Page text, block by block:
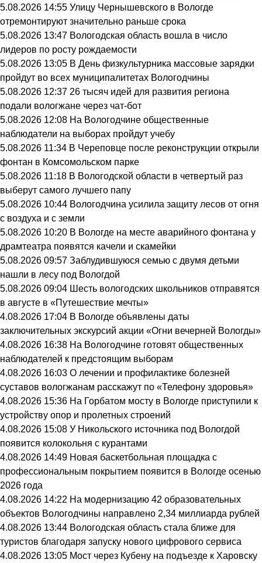
5.08.2026 14:55 Улицу Чернышевского в Вологде
отремонтируют значительно раньше срока
5.08.2026 13:47 Вологодская область вошла в число
лидеров по росту рождаемости
5.08.2026 13:05 В День физкультурника массовые зарядки
пройдут во всех муниципалитетах Вологодчины
5.08.2026 12:37 26 тысяч идей для развития региона
подали вологжане через чат-бот
5.08.2026 12:08 На Вологодчине общественные
наблюдатели на выборах пройдут учебу
5.08.2026 11:34 В Череповце после реконструкции открыли
фонтан в Комсомольском парке
5.08.2026 11:18 В Вологодской области в четвертый раз
выберут самого лучшего папу
5.08.2026 10:44 Вологодчина усилила защиту лесов от огня
с воздуха и с земли
5.08.2026 10:20 В Вологде на месте аварийного фонтана у
драмтеатра появятся качели и скамейки
5.08.2026 09:57 Заблудившуюся семью с двумя детьми
нашли в лесу под Вологдой
5.08.2026 09:04 Шесть вологодских школьников отправятся
в августе в «Путешествие мечты»
4.08.2026 17:04 В Вологде объявлены даты
заключительных экскурсий акции «Огни вечерней Вологды»
4.08.2026 16:38 На Вологодчине готовят общественных
наблюдателей к предстоящим выборам
4.08.2026 16:03 О лечении и профилактике болезней
суставов вологжанам расскажут по «Телефону здоровья»
4.08.2026 15:36 На Горбатом мосту в Вологде приступили к
устройству опор и пролетных строений
4.08.2026 15:08 У Никольского источника под Вологдой
появится колокольня с курантами
4.08.2026 14:49 Новая баскетбольная площадка с
профессиональным покрытием появится в Вологде осенью
2026 года
4.08.2026 14:22 На модернизацию 42 образовательных
объектов Вологодчины направлено 2,34 миллиарда рублей
4.08.2026 13:44 Вологодская область стала ближе для
туристов благодаря запуску нового цифрового сервиса
4.08.2026 13:05 Мост через Кубену на подъезде к Харовску